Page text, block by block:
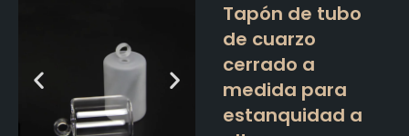
Tapón de tubo
de cuarzo
cerrado a
medida para
estanquidad a